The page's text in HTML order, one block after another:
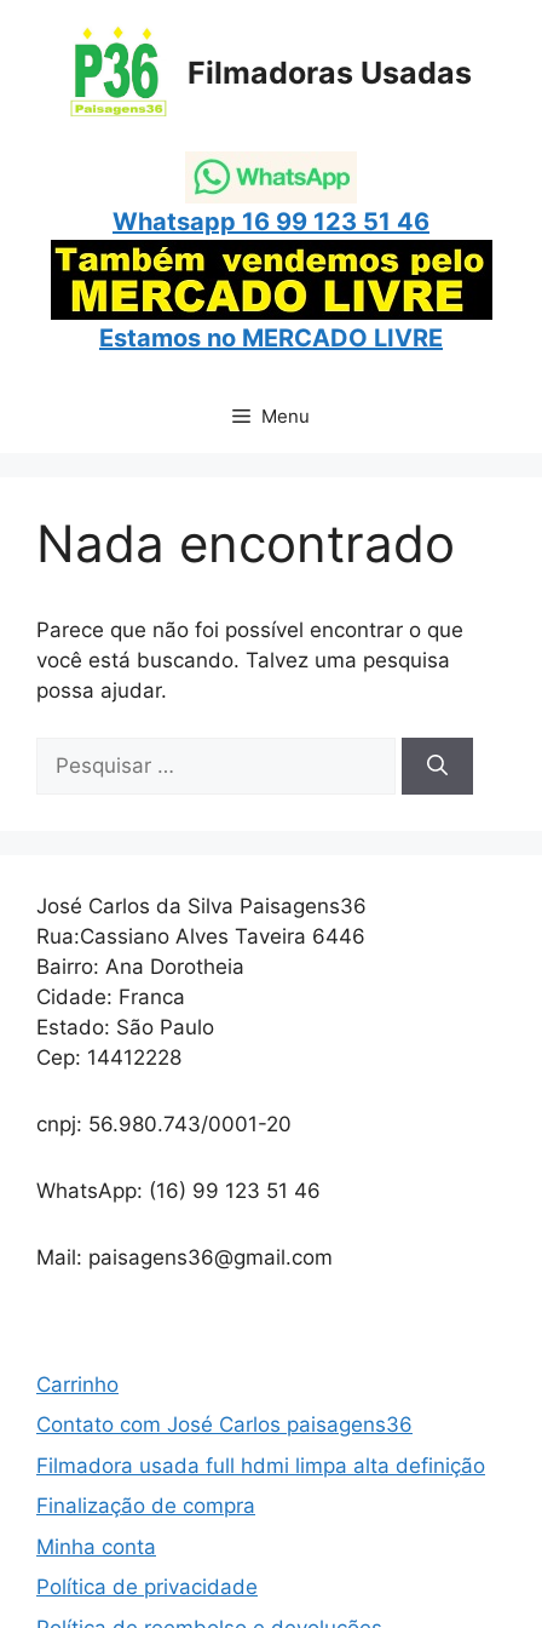
conteúdo
Filmadoras Usadas
Whatsapp 16 99 123 51 46
Estamos no MERCADO LIVRE
Menu
Nada encontrado
Parece que não foi possível encontrar o que
você está buscando. Talvez uma pesquisa
possa ajudar.
por:
José Carlos da Silva Paisagens36
Rua:Cassiano Alves Taveira 6446
Bairro: Ana Dorotheia
Cidade: Franca
Estado: São Paulo
Cep: 14412228
cnpj: 56.980.743/0001-20
WhatsApp: (16) 99 123 51 46
Mail: paisagens36@gmail.com
Carrinho
Contato com José Carlos paisagens36
Filmadora usada full hdmi limpa alta definição
Finalização de compra
Minha conta
Política de privacidade